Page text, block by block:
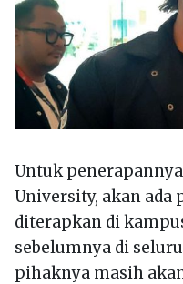
Untuk
University, akan ada
diterapkan di
sebelumnya di
pihaknya masih